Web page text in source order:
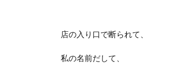
店の入り口で断られて、
私の名前だして、